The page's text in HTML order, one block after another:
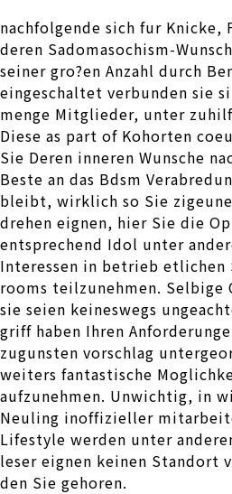
nachfolgende sich fur Knicke,
deren Sadomasochism-
seiner gro?en Anzahl durch
eingeschaltet verbunden sie
menge Mitglieder, unter
Diese as part of Kohorten
Sie Deren inneren Wunsche
Beste an das Bdsm
bleibt, wirklich so Sie
drehen eignen, hier Sie die
entsprechend Idol unter
Interessen in betrieb etlichen
rooms teilzunehmen. Selbige
sie seien keineswegs
griff haben Ihren
zugunsten vorschlag
weiters fantastische
aufzunehmen. Unwichtig, in
Neuling inoffizieller
Lifestyle werden unter
leser eignen keinen Standort
den Sie gehoren.